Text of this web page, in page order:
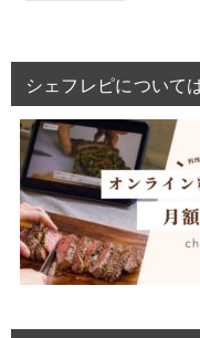
シェフレピについて